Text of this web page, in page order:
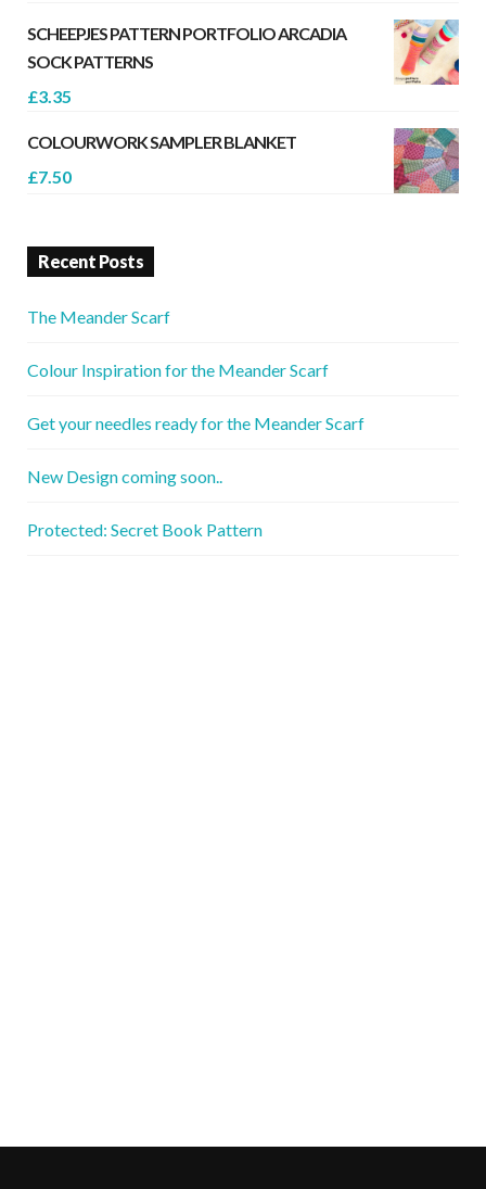
SCHEEPJES PATTERN PORTFOLIO ARCADIA
SOCK PATTERNS
£3.35
COLOURWORK SAMPLER BLANKET
£7.50
Recent Posts
The Meander Scarf
Colour Inspiration for the Meander Scarf
Get your needles ready for the Meander Scarf
New Design coming soon..
Protected: Secret Book Pattern